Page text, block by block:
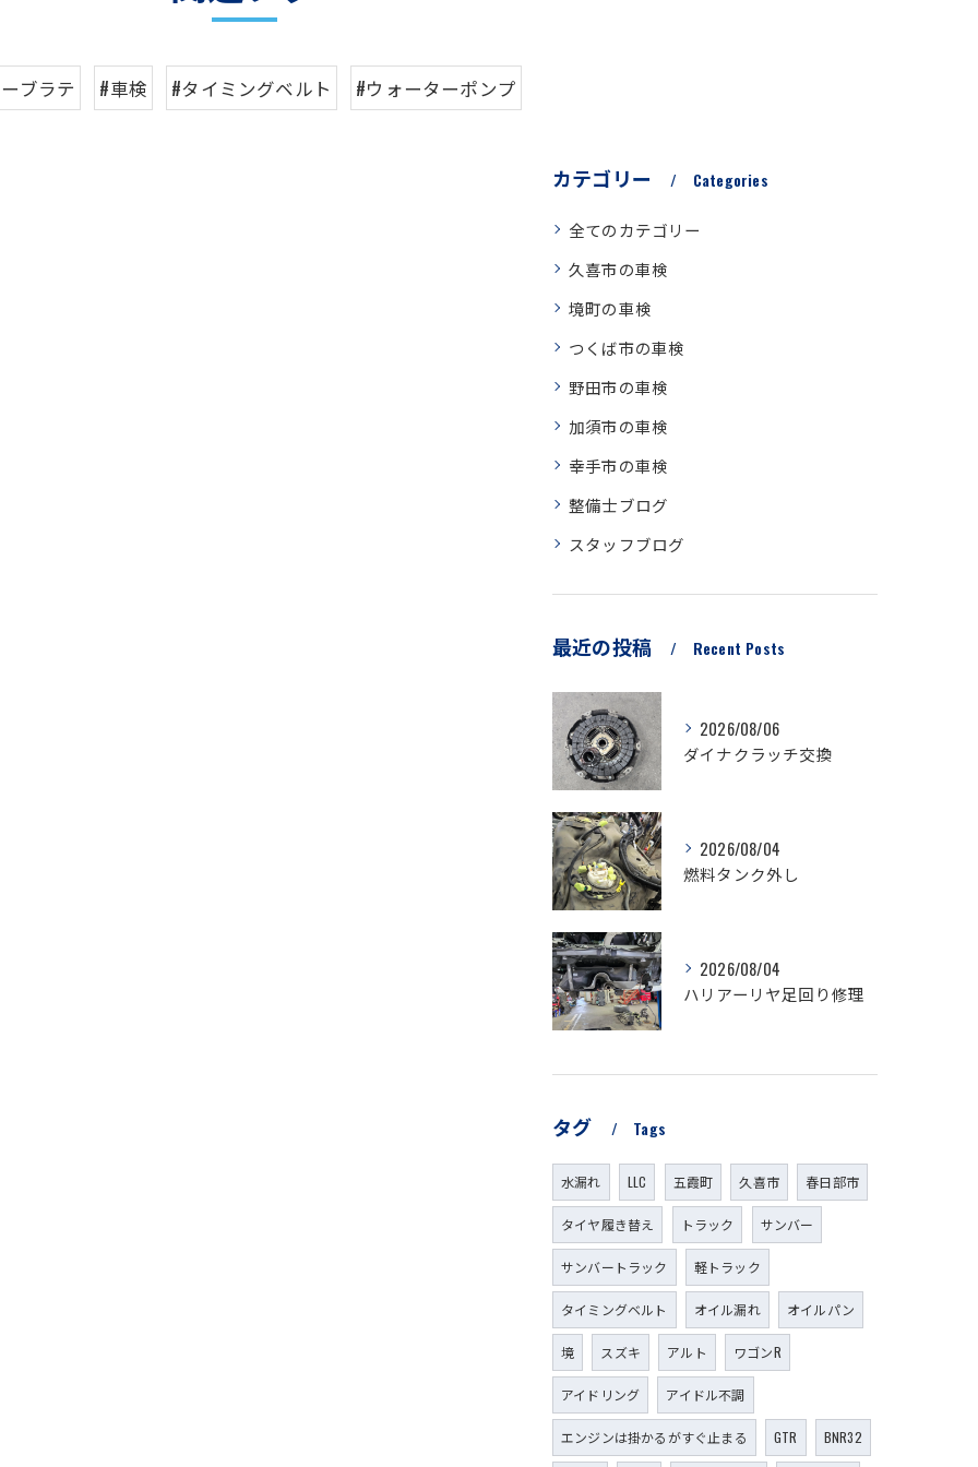
ブラテ #車検 #タイミングベルト #ウォーターポンプ
カテゴリー Categories
全てのカテゴリー
久喜市の車検
境町の車検
つくば市の車検
野田市の車検
加須市の車検
幸手市の車検
整備士ブログ
スタッフブログ
最近の投稿 Recent Posts
2026/08/06
ダイナクラッチ交換
2026/08/04
燃料タンク外し
2026/08/04
ハリアーリヤ足回り修理
タグ Tags
水漏れ LLC 五霞町 久喜市 春日部市
タイヤ履き替え トラック サンバー
サンバートラック 軽トラック
タイミングベルト オイル漏れ オイルパン
境 スズキ アルト ワゴンR
アイドリング アイドル不調
エンジンは掛かるがすぐ止まる GTR BNR32